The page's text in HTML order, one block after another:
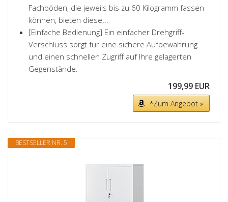
Fachböden, die jeweils bis zu 60 Kilogramm fassen
können, bieten diese...
[Einfache Bedienung] Ein einfacher Drehgriff-
Verschluss sorgt für eine sichere Aufbewahrung
und einen schnellen Zugriff auf Ihre gelagerten
Gegenstände.
199,99 EUR
*Zum Angebot »
BESTSELLER NR. 5